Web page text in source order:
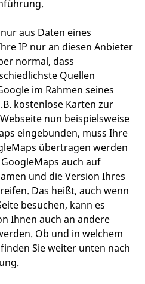
aus Daten eines
IP nur an diesen Anbieter
normal, dass
Quellen
im Rahmen seines
kostenlose Karten zur
nun beispielsweise
eingebunden, muss Ihre
übertragen werden
auch auf
und die Version Ihres
Das heißt, auch wenn
besuchen, kann es
Ihnen auch an andere
Ob und in welchem
Sie weiter unten nach